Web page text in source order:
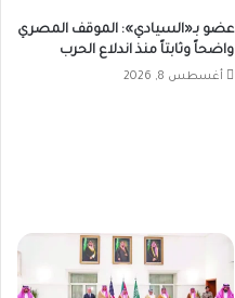
عضو بـ«السيادي»: الموقف المصري
واضحاً وثابتاً منذ اندلاع الحرب
أغسطس 8, 2026